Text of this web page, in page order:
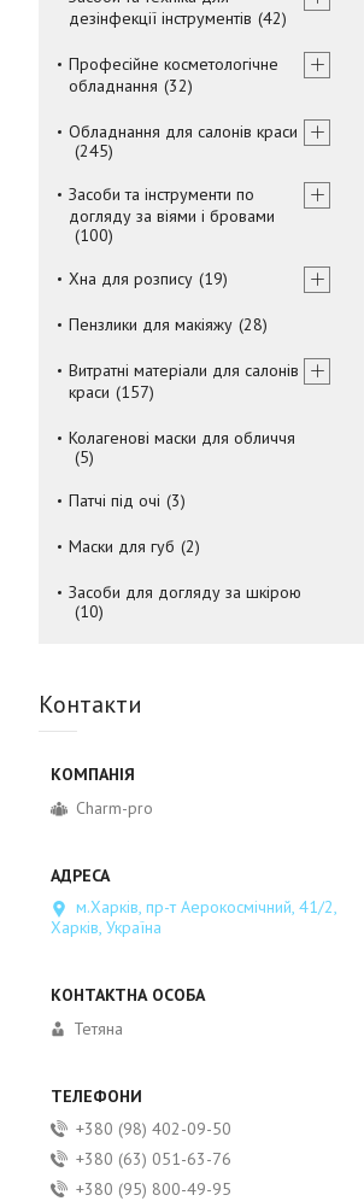
дезінфекції інструментів 42
Професійне косметологічне
обладнання
32
Обладнання для салонів краси
245
Засоби та інструменти по
догляду за віями і бровами
100
Хна для розпису 19
Пензлики для макіяжу 28
Витратні матеріали для салонів
краси
157
Колагенові маски для обличчя
5
Патчі під очі
3
Маски для губ 2
Засоби для догляду за шкірою
10
Контакти
Charm-pro
м.Харків, пр-т Аерокосмічний, 41/2,
Харків, Україна
Тетяна
+380 (98) 402-09-50
+380 (63) 051-63-76
+380 (95) 800-49-95